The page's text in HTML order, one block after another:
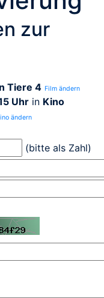
zur
Tiere 4 Film ändern
Uhr in Kino
ändern
(bitte als Zahl)